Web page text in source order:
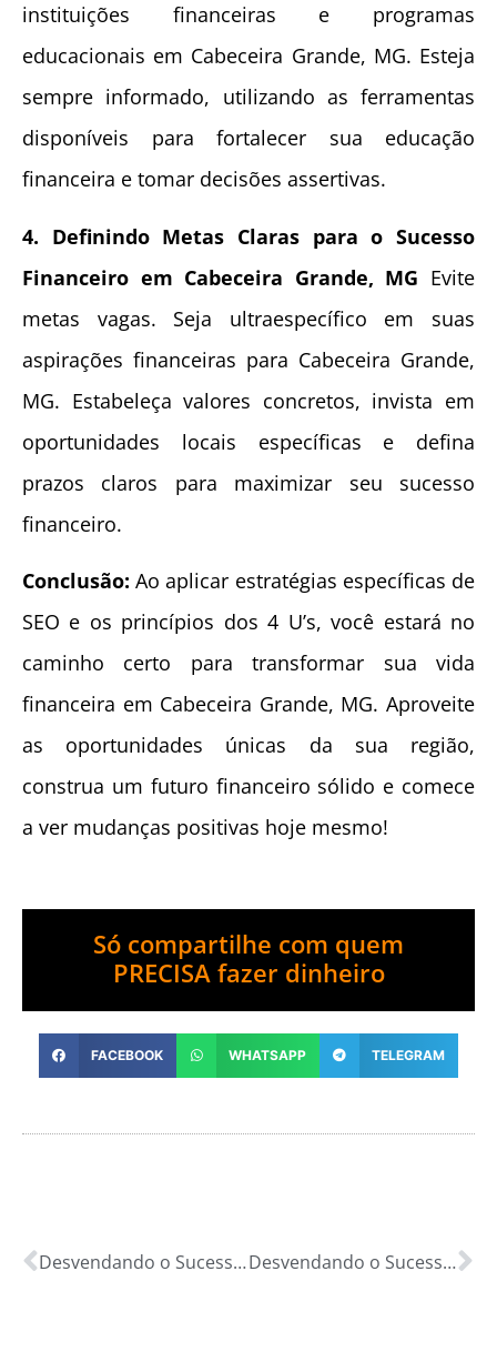
instituições financeiras e programas
educacionais em Cabeceira Grande, MG. Esteja
sempre informado, utilizando as ferramentas
disponíveis para fortalecer sua educação
financeira e tomar decisões assertivas.
4. Definindo Metas Claras para o Sucesso
Financeiro em Cabeceira Grande, MG Evite
metas vagas. Seja ultraespecífico em suas
aspirações financeiras para Cabeceira Grande,
MG. Estabeleça valores concretos, invista em
oportunidades locais específicas e defina
prazos claros para maximizar seu sucesso
financeiro.
Conclusão: Ao aplicar estratégias específicas de
SEO e os princípios dos 4 U’s, você estará no
caminho certo para transformar sua vida
financeira em Cabeceira Grande, MG. Aproveite
as oportunidades únicas da sua região,
construa um futuro financeiro sólido e comece
a ver mudanças positivas hoje mesmo!
Só compartilhe com quem
PRECISA fazer dinheiro
FACEBOOK WHATSAPP TELEGRAM
Desvendando o Sucesso Financeiro em Buritizeiro, MG: Guia Completo com os 4 U’s para Otimizar Sua Vida Financeira! Desvendando o Sucesso Financeiro em Cabo Verde, MG: Guia Completo com os 4 U’s para Otimizar Sua Vida Financeira!